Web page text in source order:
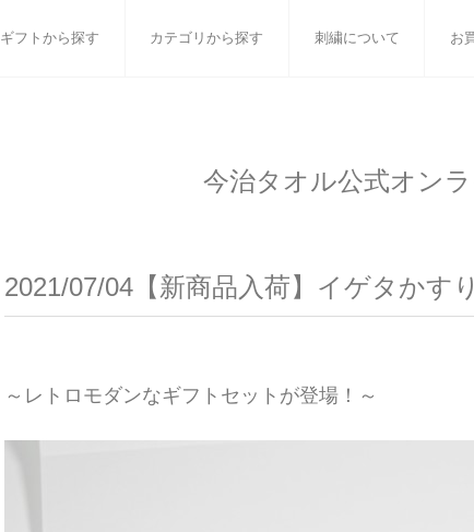
ギフトから探す カテゴリから探す 刺繍について お
小さなお返し・お餞別
マフラー
今治タオル公式オン
2021/07/04【新商品入荷】イゲタかす
～レトロモダンなギフトセットが登場！～